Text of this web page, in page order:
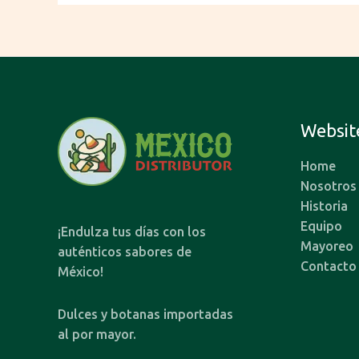
¡Endulza tus días con los
auténticos sabores de
México!
Dulces y botanas importadas
al por mayor.
Home
Nosotros
Historia
Equipo
Mayoreo
Contacto